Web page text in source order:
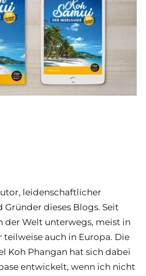
leidenschaftlicher
Gründer dieses Blogs. Seit
der Welt unterwegs, meist in
teilweise auch in Europa. Die
Koh Phangan hat sich dabei
entwickelt, wenn ich nicht